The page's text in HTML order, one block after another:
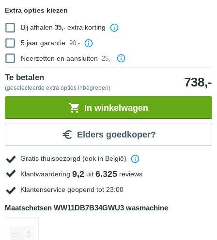
Extra opties kiezen
Bij afhalen 35,-extra korting
5 jaar garantie 90,-
Neerzetten en aansluiten 25,-
Te betalen
(geselecteerde extra opties inbegrepen) 738,-
In winkelwagen
Elders goedkoper?
Gratis thuisbezorgd (ook in België)
Klantwaardering 9,2 uit 6.325 reviews
Klantenservice geopend tot 23:00
Maatschetsen WW11DB7B34GWU3 wasmachine